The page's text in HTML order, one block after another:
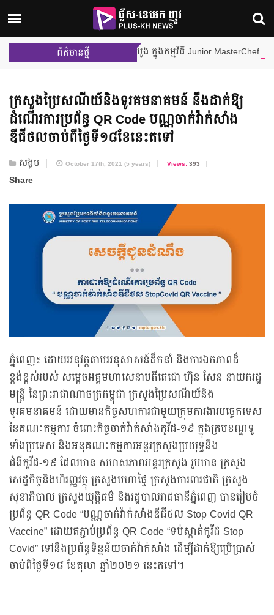
ព័ត៌មានថ្មី
ងការប្រកួតជាក្រុមលើកដំបូង ក្នុងកម្មវិធី Junior MasterChef Cambodia
ក្រសួងប្រៃសណីយ៍​និង​ទូរគមនាគមន៍ នឹង​ដាក់ឱ្យ​
ដំណើរការ​ប្រព័ន្ធ QR Code បណ្ណចាក់វ៉ាក់សាំង​
ឌីជីថល​ចាប់ពី​ថ្ងៃទី១៨​ខែនេះតទៅ
សង្គម October 17th, 2021 (5 years) Views:393
Share
ភ្នំពេញ៖ ដោយអនុវត្តតាមអនុសាសន៍ដឹកនាំ និងការឯកភាពដ៏
ខ្ពង់ខ្ពស់របស់ សម្តេចអគ្គមហាសេនាបតីតេជោ ហ៊ុន សែន នាយករដ្ឋ
មន្ត្រី នៃព្រះរាជាណាចក្រកម្ពុជា ក្រសួងប្រៃសណីយ៍និង
ទូរគមនាគមន៍ ដោយមានកិច្ចសហការជាមួយក្រុមការងារបច្ចេកទេស
នៃគណៈកម្មការ ចំពោះកិច្ចចាក់វ៉ាក់សាំងកូវីដ-១៩ ក្នុងក្របខណ្ឌទូ
ទាំងប្រទេស និងអនុគណៈកម្មការអន្តរក្រសួងប្រយុទ្ធនឹង
ជំងឺកូវីដ-១៩ ដែលមាន សមាសភាពអន្តរក្រសួង រួមមាន ក្រសួង
សេដ្ឋកិច្ចនិងហិរញ្ញវត្ថុ ក្រសួងមហាផ្ទៃ ក្រសួងការពារជាតិ ក្រសួង
សុខាភិបាល ក្រសួងយុត្តិធម៌ និងរដ្ឋបាលរាជធានីភ្នំពេញ បានរៀបចំ
ប្រព័ន្ធ QR Code “បណ្ណចាក់វ៉ាក់សាំងឌីជីថល Stop Covid QR
Vaccine” ដោយតភ្ជាប់ប្រព័ន្ធ QR Code “ទប់ស្កាត់កូវីដ Stop
Covid” ទៅនឹងប្រព័ន្ធទិន្នន័យចាក់វ៉ាក់សាំង ដើម្បីដាក់ឱ្យប្រើប្រាស់
ចាប់ពីថ្ងៃទី១៨ ខែតុលា ឆ្នាំ២០២១ នេះតទៅ។